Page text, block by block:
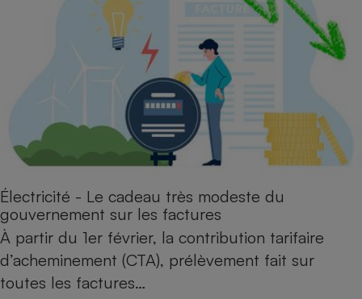
Électricité - Le cadeau très modeste du
gouvernement sur les factures
À partir du 1er février, la contribution tarifaire
d’acheminement (CTA), prélèvement fait sur
toutes les factures…